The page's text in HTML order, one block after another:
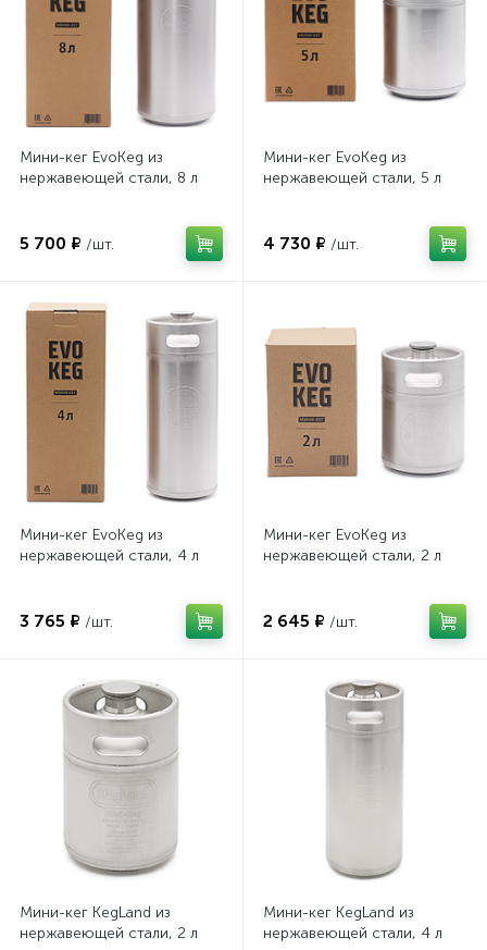
Мини-кег EvoKeg из
нержавеющей стали, 8 л
5 700 ₽ /шт.
Мини-кег EvoKeg из
нержавеющей стали, 5 л
4 730 ₽ /шт.
Мини-кег EvoKeg из
нержавеющей стали, 4 л
3 765 ₽ /шт.
Мини-кег EvoKeg из
нержавеющей стали, 2 л
2 645 ₽ /шт.
Мини-кег KegLand из
нержавеющей стали, 2 л
Мини-кег KegLand из
нержавеющей стали, 4 л